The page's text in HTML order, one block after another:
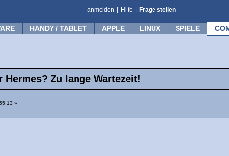
anmelden Hilfe Frage stellen
HANDY / TABLET APPLE LINUX SPIELE
Zu lange Wartezeit!
»